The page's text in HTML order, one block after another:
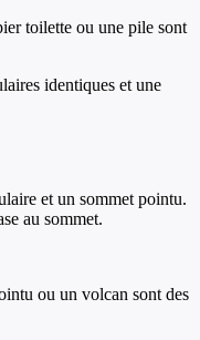
toilette ou une pile sont
identiques et une
et un sommet pointu.
au sommet.
ou un volcan sont des